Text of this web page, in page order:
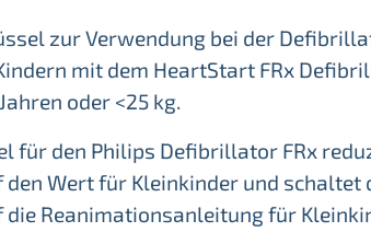
zur Verwendung bei der
mit dem HeartStart FRx
oder <25 kg.
für den Philips Defibrillator FRx
den Wert für Kleinkinder und schaltet
die Reanimationsanleitung für